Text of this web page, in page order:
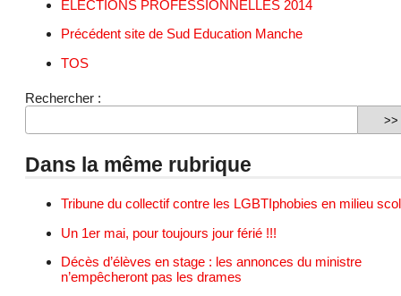
ELECTIONS PROFESSIONNELLES 2014
Précédent site de Sud Education Manche
TOS
Rechercher :
Dans la même rubrique
Tribune du collectif contre les LGBTIphobies en milieu
Un 1er mai, pour toujours jour férié !!!
Décès d’élèves en stage : les annonces du ministre
n’empêcheront pas les drames